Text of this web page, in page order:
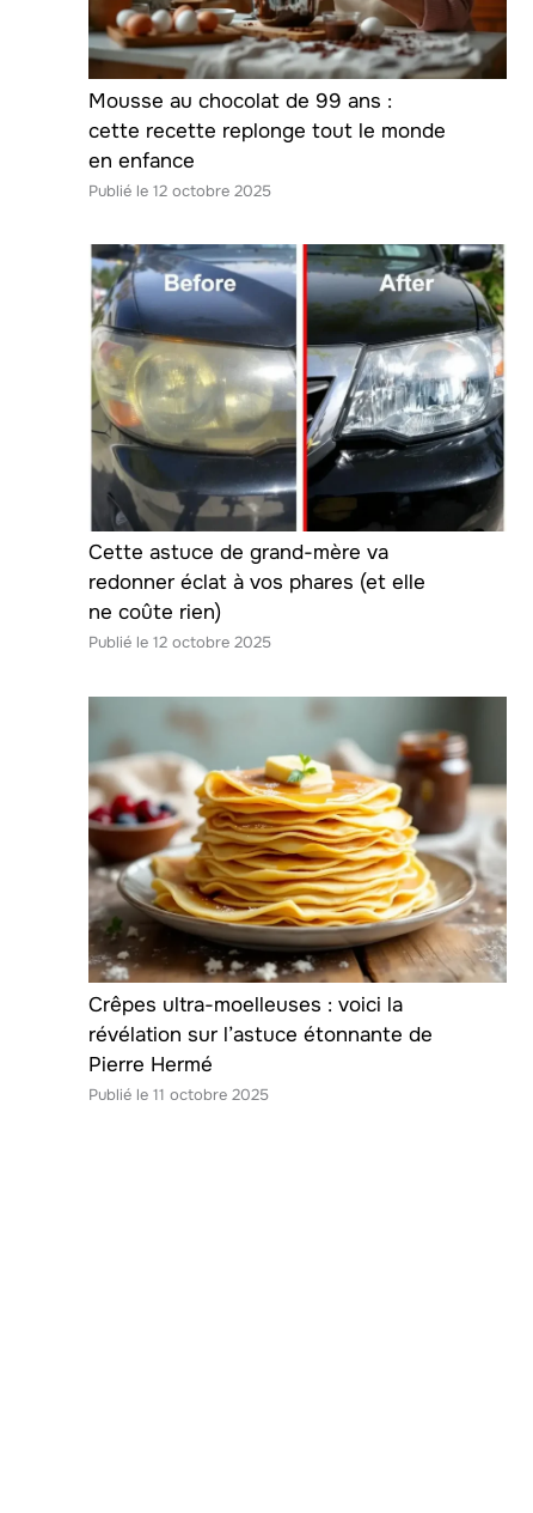
Mousse au chocolat de 99 ans :
cette recette replonge tout le monde
en enfance
12 octobre 2025
Cette astuce de grand-mère va
redonner éclat à vos phares (et elle
ne coûte rien)
12 octobre 2025
Crêpes ultra-moelleuses : voici la
révélation sur l’astuce étonnante de
Pierre Hermé
11 octobre 2025